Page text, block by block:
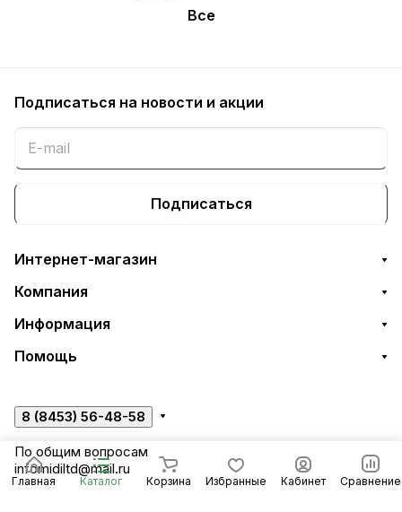
Все
Главная Каталог Корзина Избранные Кабинет Сравнение
Подписаться на новости и акции
Подписаться
Интернет-магазин
Компания
Информация
Помощь
8 (8453) 56-48-58
По общим вопросам
infomidiltd@mail.ru